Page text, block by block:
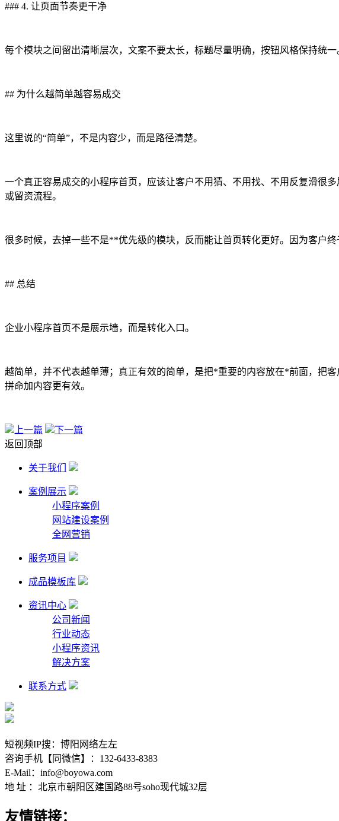
### 4. 让页面节奏更干净
每个模块之间留出清晰层次，文案不要太长，标题尽量明确，按钮风格保持统
## 为什么越简单越容易成交
这里说的“简单”，不是内容少，而是路径清楚。
一个真正容易成交的小程序首页，应该让客户不用猜、不用找、不用反复滑很
或留资流程。
很多时候，去掉一些不是**优先级的模块，反而能让首页转化更好。因为客户终
## 总结
企业小程序首页不是展示墙，而是转化入口。
越简单，并不代表越单薄；真正有效的简单，是把*重要的内容放在*前面，把
拼命加内容更有效。
上一篇
下一篇
返回顶部
关于我们
案例展示
小程序案例
网站建设案例
全网营销
服务项目
成品模板库
资讯中心
公司新闻
行业动态
小程序资讯
解决方案
联系方式
短视频IP搜：博阳网络左左
咨询手机【同微信】：132-6433-8383
E-Mail：info@boyowa.com
地 址 ：北京市朝阳区建国路88号soho现代城32层
友情链接：